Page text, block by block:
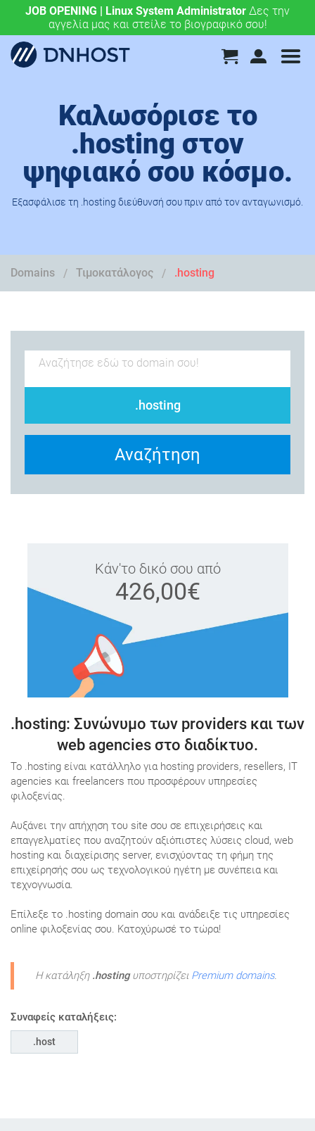
JOB OPENING | Linux System Administrator Δες την
αγγελία μας και στείλε το βιογραφικό σου!
.eu & .ευ domains μόνο 4,90 €/έτος.Χάραξε την
ευρωπαϊκή σου πορεία σήμερα!
Καλωσόρισε το
.hosting στον
ψηφιακό σου κόσμο.
Εξασφάλισε τη .hosting διεύθυνσή σου πριν από τον ανταγωνισμό.
Domains Τιμοκατάλογος .hosting
.hosting
Αναζήτηση
Κάν'το δικό σου από
426,00€
.hosting: Συνώνυμο των providers και των
web agencies στο διαδίκτυο.
Το .hosting είναι κατάλληλο για hosting providers, resellers, IT
agencies και freelancers που προσφέρουν υπηρεσίες
φιλοξενίας.
Αυξάνει την απήχηση του site σου σε επιχειρήσεις και
επαγγελματίες που αναζητούν αξιόπιστες λύσεις cloud, web
hosting και διαχείρισης server, ενισχύοντας τη φήμη της
επιχείρησής σου ως τεχνολογικού ηγέτη με συνέπεια και
τεχνογνωσία.
Επίλεξε το .hosting domain σου και ανάδειξε τις υπηρεσίες
online φιλοξενίας σου. Κατοχύρωσέ το τώρα!
Η κατάληξη .hostingυποστηρίζει Premium domains.
Συναφείς καταλήξεις:
host